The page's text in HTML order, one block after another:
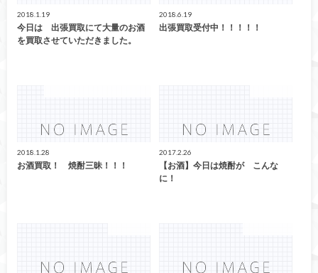
2018.1.19
今日は 出張買取にて大量のお酒
を買取させていただきました。
2018.6.19
出張買取受付中！！！！！
2018.1.28
お酒買取！ 焼酎三昧！！！
2017.2.26
【お酒】今日は焼酎が こんな
に！